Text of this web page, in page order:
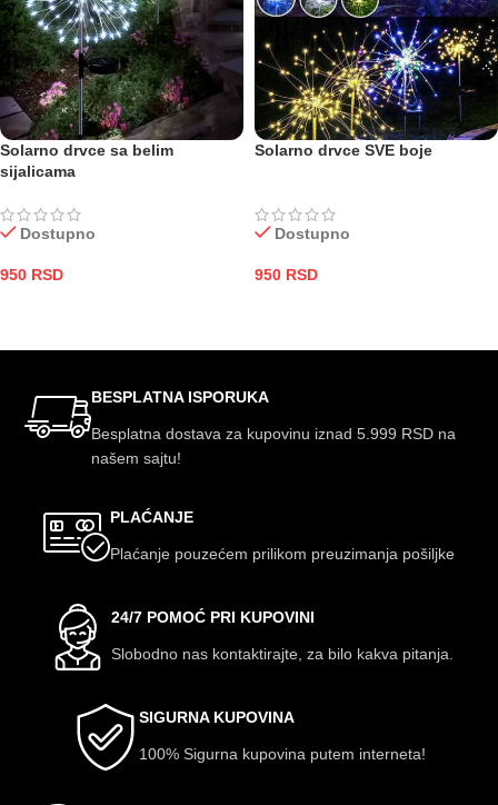
Solarno drvce sa belim
sijalicama
Dostupno
950 RSD
Solarno drvce SVE boje
Dostupno
950 RSD
BESPLATNA ISPORUKA
Besplatna dostava za kupovinu iznad 5.999 RSD na
našem sajtu!
PLAĆANJE
Plaćanje pouzećem prilikom preuzimanja pošiljke
24/7 POMOĆ PRI KUPOVINI
Slobodno nas kontaktirajte, za bilo kakva pitanja.
SIGURNA KUPOVINA
100% Sigurna kupovina putem interneta!